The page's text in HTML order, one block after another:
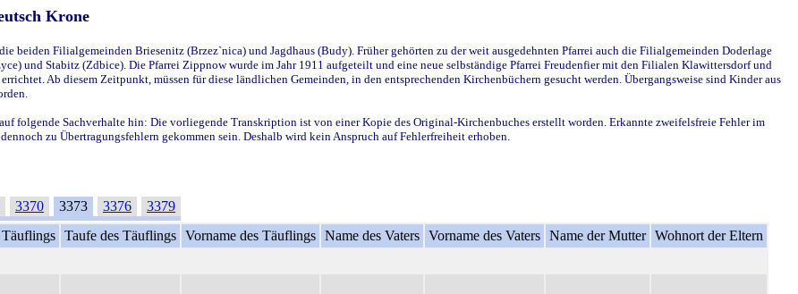
Krone
beiden Filialgemeinden Briesenitz (Brzez`nica) und Jagdhaus (Budy). Früher gehörten zu der weit ausgedehnten Pfarrei auch die Filialgemeinden Doderlage
und Stabitz (Zdbice). Die Pfarrei Zippnow wurde im Jahr 1911 aufgeteilt und eine neue selbständige Pfarrei Freudenfier mit den Filialen Klawittersdorf und
Ab diesem Zeitpunkt, müssen für diese ländlichen Gemeinden, in den entsprechenden Kirchenbüchern gesucht werden. Übergangsweise sind Kinder aus
folgende Sachverhalte hin: Die vorliegende Transkription ist von einer Kopie des Original-Kirchenbuches erstellt worden. Erkannte zweifelsfreie Fehler im
zu Übertragungsfehlern gekommen sein. Deshalb wird kein Anspruch auf Fehlerfreiheit erhoben.
3370 3373 3376
3379
Täuflings Taufe des Täuflings Vorname des Täuflings Name des Vaters Vorname des Vaters Name der Mutter Wohnort der Eltern